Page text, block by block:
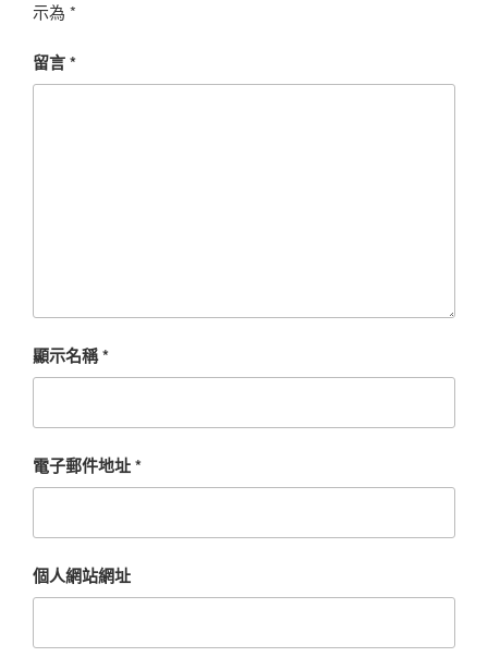
示為 *
留言*
顯示名稱*
電子郵件地址*
個人網站網址